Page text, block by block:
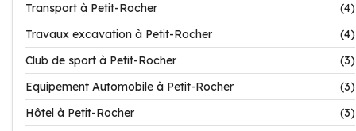
Transport à Petit-Rocher
(4)
Travaux excavation à Petit-Rocher
(4)
Club de sport à Petit-Rocher
(3)
Equipement Automobile à Petit-Rocher
(3)
Hôtel à Petit-Rocher
(3)